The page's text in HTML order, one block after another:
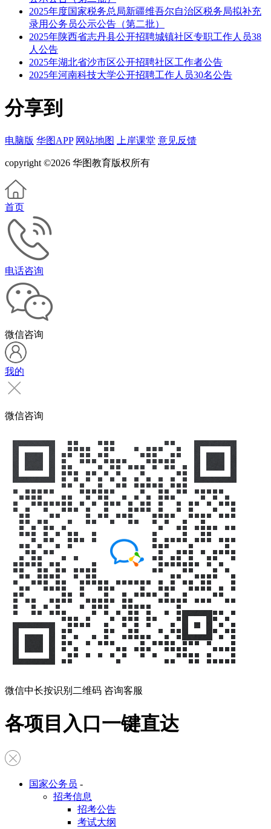
2025年度国家税务总局新疆维吾尔自治区税务局拟补充
录用公务员公示公告（第二批）
2025年陕西省志丹县公开招聘城镇社区专职工作人员38
人公告
2025年湖北省沙市区公开招聘社区工作者公告
2025年河南科技大学公开招聘工作人员30名公告
分享到
电脑版 华图APP 网站地图 上岸课堂 意见反馈
copyright ©2026 华图教育版权所有
首页
电话咨询
微信咨询
我的
微信咨询
微信中长按识别二维码 咨询客服
各项目入口一键直达
国家公务员 -
招考信息
招考公告
考试大纲